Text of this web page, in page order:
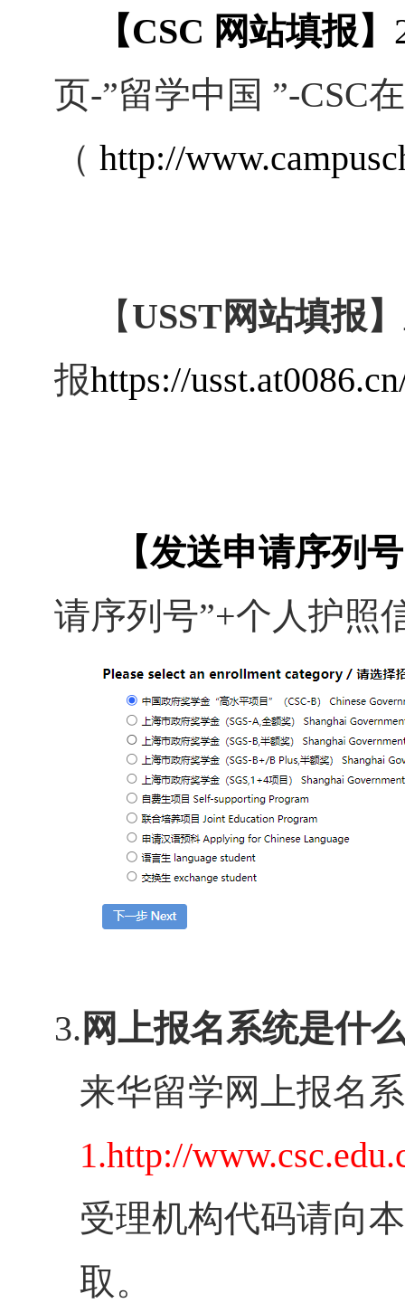
【CSC 网站填报】
页-”留学中国 ”-CSC
（ http://
【USST网站填报】
报https://
【发送申请序列
请序列号”+个人护照
3. 网上报名系统是什
来华留学网上报名
1.http://
受理机构代码请向
取。